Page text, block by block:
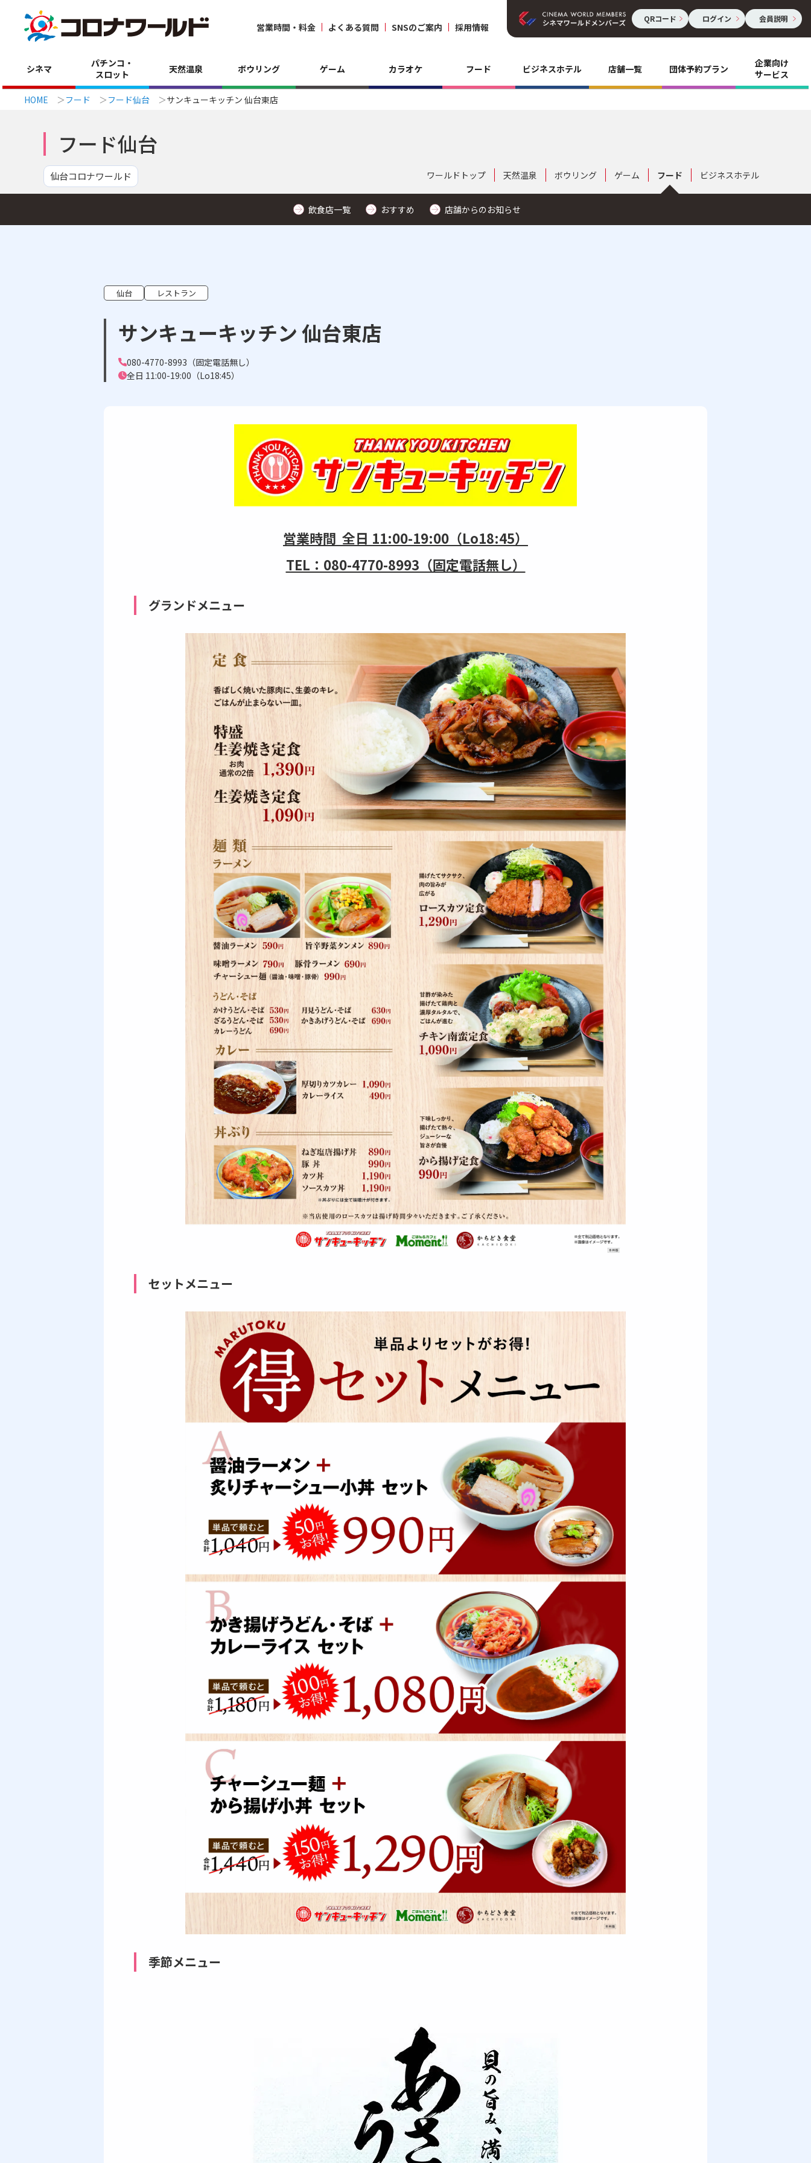
営業時間・料金 よくある質問 SNSのご案内 採用情報
QRコード ログイン 会員説明
シネマ
パチンコ・
スロット
天然温泉 ボウリング ゲーム カラオケ フード ビジネスホテル 店舗一覧 団体予約プラン
企業向け
サービス
HOME フード フード仙台 サンキューキッチン 仙台東店
フード仙台
仙台コロナワールド ワールドトップ 天然温泉 ボウリング ゲーム フード ビジネスホテル
飲食店一覧 おすすめ 店舗からのお知らせ
仙台 レストラン
サンキューキッチン 仙台東店
080-4770-8993（固定電話無し）
全日 11:00-19:00（Lo18:45）
営業時間 全日 11:00-19:00（Lo18:45）
TEL：080-4770-8993（固定電話無し）
グランドメニュー
セットメニュー
季節メニュー